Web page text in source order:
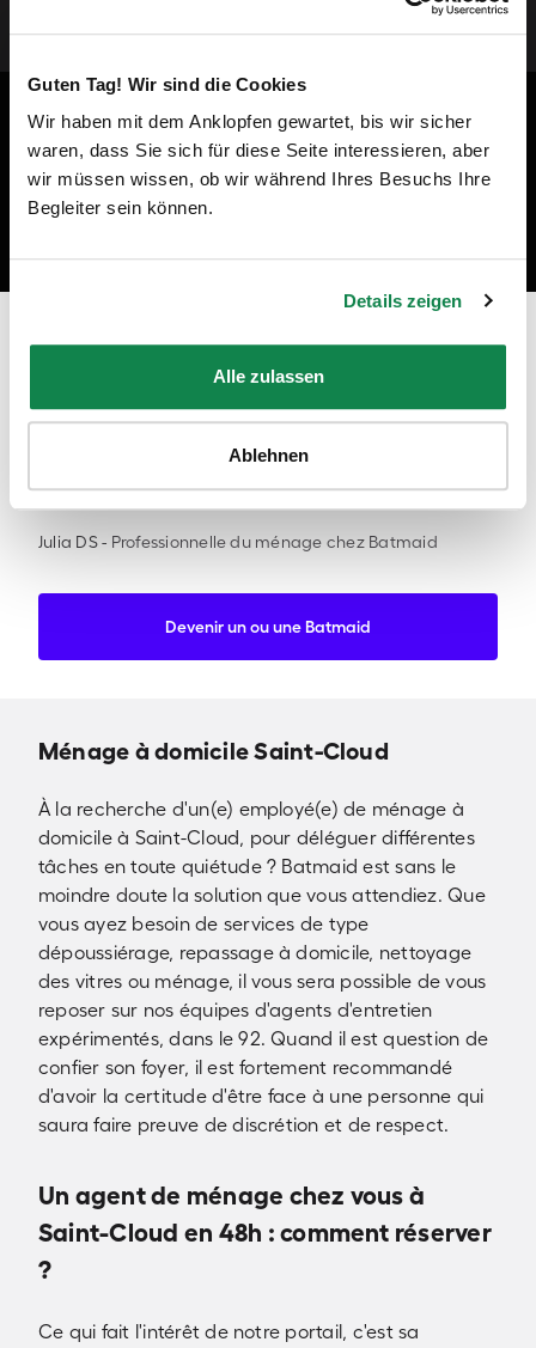
Guten Tag! Wir sind die Cookies
Wir haben mit dem Anklopfen gewartet, bis wir sicher
waren, dass Sie sich für diese Seite interessieren, aber
wir müssen wissen, ob wir während Ihres Besuchs Ihre
Begleiter sein können.
Details zeigen
Alle zulassen
Ablehnen
Prêt à devenir un professionnel du
nettoyage à Saint-Cloud ?
"En tant qu'employée Batmaid, je peux travailler avec des
clients privés ou pour des ménages de fin de bail, dans les
Julia DS- Professionnelle du ménage chez Batmaid
Devenir un ou une Batmaid
Ménage à domicile Saint-Cloud
À la recherche d'un(e) employé(e) de ménage à
domicile à Saint-Cloud, pour déléguer différentes
tâches en toute quiétude ? Batmaid est sans le
moindre doute la solution que vous attendiez. Que
vous ayez besoin de services de type
dépoussiérage, repassage à domicile, nettoyage
des vitres ou ménage, il vous sera possible de vous
reposer sur nos équipes d'agents d'entretien
expérimentés, dans le 92. Quand il est question de
confier son foyer, il est fortement recommandé
d'avoir la certitude d'être face à une personne qui
saura faire preuve de discrétion et de respect.
Un agent de ménage chez vous à
Saint-Cloud en 48h : comment réserver
?
Ce qui fait l'intérêt de notre portail, c'est sa